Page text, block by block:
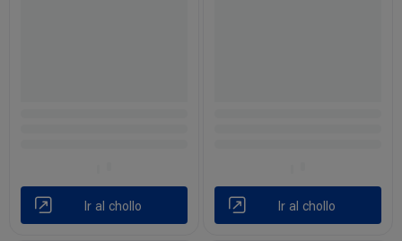
Ir al chollo Ir al chollo